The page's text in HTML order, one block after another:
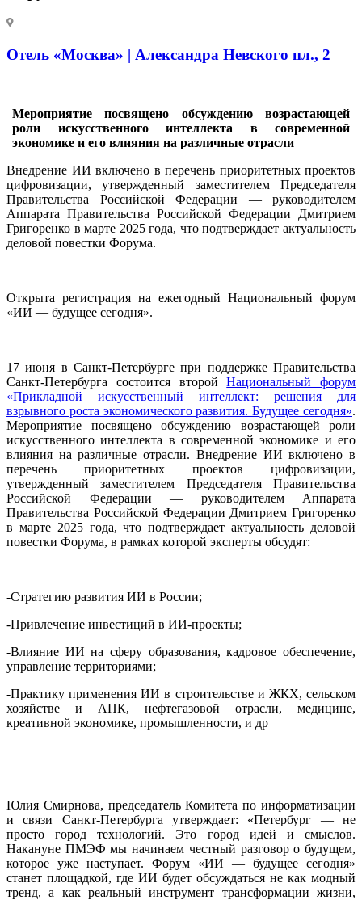
Отель «Москва» | Александра Невского пл., 2
Мероприятие посвящено обсуждению возрастающей
роли искусственного интеллекта в современной
экономике и его влияния на различные отрасли
Внедрение ИИ включено в перечень приоритетных проектов
цифровизации, утвержденный заместителем Председателя
Правительства Российской Федерации — руководителем
Аппарата Правительства Российской Федерации Дмитрием
Григоренко в марте 2025 года, что подтверждает актуальность
деловой повестки Форума.
Открыта регистрация на ежегодный Национальный форум
«ИИ — будущее сегодня».
17 июня в Санкт-Петербурге при поддержке Правительства
Санкт-Петербурга состоится второйНациональный форум
«Прикладной искусственный интеллект: решения для
взрывного роста экономического развития. Будущее сегодня».
Мероприятие посвящено обсуждению возрастающей роли
искусственного интеллекта в современной экономике и его
влияния на различные отрасли. Внедрение ИИ включено в
перечень приоритетных проектов цифровизации,
утвержденный заместителем Председателя Правительства
Российской Федерации — руководителем Аппарата
Правительства Российской Федерации Дмитрием Григоренко
в марте 2025 года, что подтверждает актуальность деловой
повестки Форума, в рамках которой эксперты обсудят:
-Стратегию развития ИИ в России;
-Привлечение инвестиций в ИИ-проекты;
-Влияние ИИ на сферу образования, кадровое обеспечение,
управление территориями;
-Практику применения ИИ в строительстве и ЖКХ, сельском
хозяйстве и АПК, нефтегазовой отрасли, медицине,
креативной экономике, промышленности, и др
Юлия Смирнова, председатель Комитета по информатизации
и связи Санкт-Петербурга утверждает: «Петербург — не
просто город технологий. Это город идей и смыслов.
Накануне ПМЭФ мы начинаем честный разговор о будущем,
которое уже наступает. Форум «ИИ — будущее сегодня»
станет площадкой, где ИИ будет обсуждаться не как модный
тренд, а как реальный инструмент трансформации жизни,